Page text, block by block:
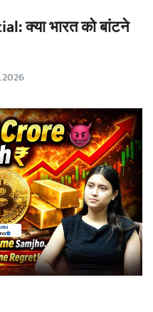
क्या भारत को बांटने
2026